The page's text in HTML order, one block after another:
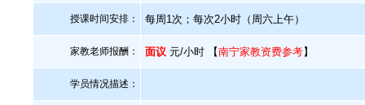
授课时间安排： 每周1次；每次2小时（周六上午）
家教老师报酬： 面议 元/小时 【南宁家教资费参考】
学员情况描述：